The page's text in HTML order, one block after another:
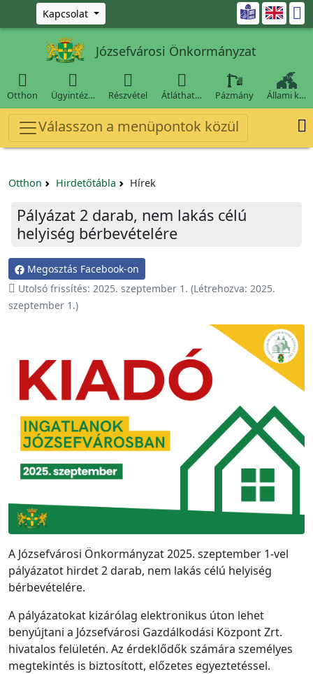
Ugrás a fő tartalomra
Kapcsolat 
Józsefvárosi Önkormányzat

Otthon

Ügyintéz…

Részvétel

Átláthat… Pázmány Állami k…
Válasszon a menüpontok közül 
Otthon Hirdetőtábla Hírek
Pályázat 2 darab, nem lakás célú
helyiség bérbevételére
Megosztás Facebook-on
 Utolsó frissítés: 2025. szeptember 1. (Létrehozva: 2025.
szeptember 1.)
A Józsefvárosi Önkormányzat 2025. szeptember 1-vel
pályázatot hirdet 2 darab, nem lakás célú helyiség
bérbevételére.
A pályázatokat kizárólag elektronikus úton lehet
benyújtani a Józsefvárosi Gazdálkodási Központ Zrt.
hivatalos felületén. Az érdeklődők számára személyes
megtekintés is biztosított, előzetes egyeztetéssel.